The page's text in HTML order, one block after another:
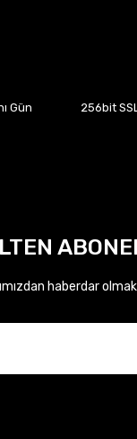
Gün
256bit
haberdar